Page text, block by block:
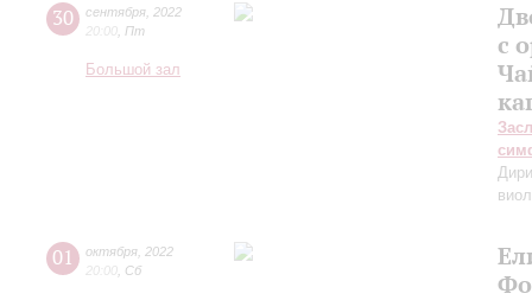
30 сентября 2022
20:00 Пт
Большой зал
с
01 октября 2022
20:00 Сб